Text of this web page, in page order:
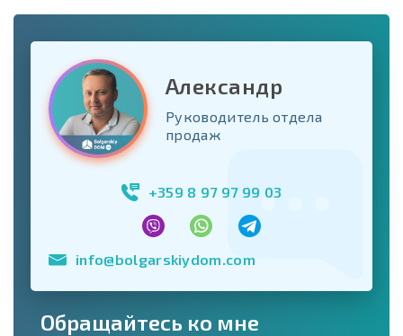
Александр
Руководитель отдела
продаж
+359 8 97 97 99 03
info@bolgarskiydom.com
Обращайтесь ко мне